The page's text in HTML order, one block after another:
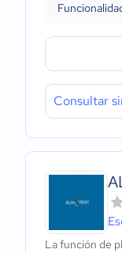
Consultar
La función de